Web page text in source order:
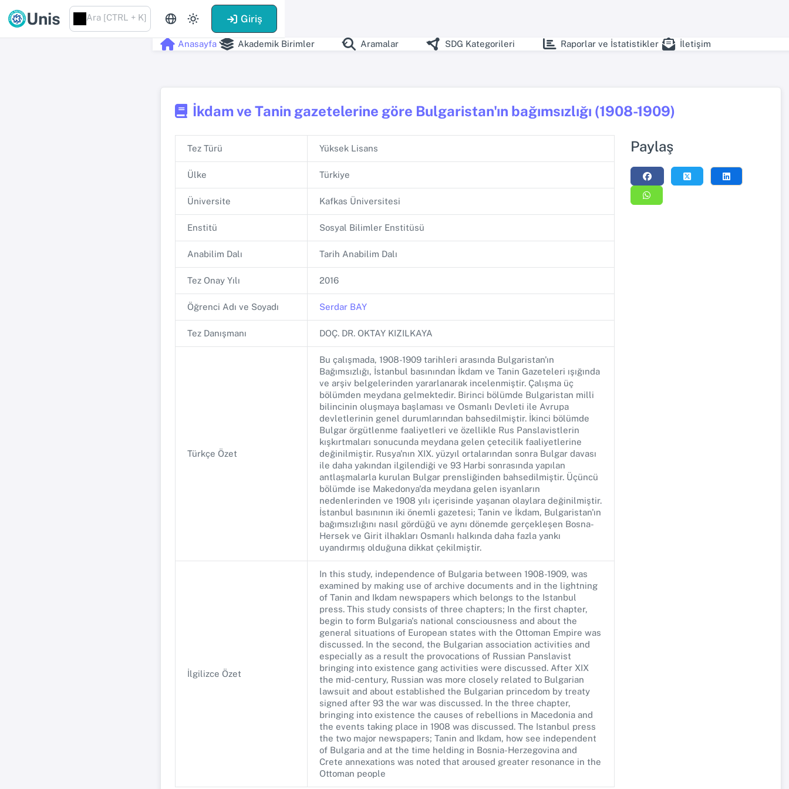
Unis Ara [CTRL + K] Giriş
Anasayfa Akademik Birimler Aramalar SDG Kategorileri Raporlar ve İstatistikler İletişim
İkdam ve Tanin gazetelerine göre Bulgaristan'ın bağımsızlığı (1908-1909)
Tez Türü Yüksek Lisans
Ülke Türkiye
Üniversite Kafkas Üniversitesi
Enstitü Sosyal Bilimler Enstitüsü
Anabilim Dalı Tarih Anabilim Dalı
Tez Onay Yılı 2016
Öğrenci Adı ve Soyadı Serdar BAY
Tez Danışmanı DOÇ. DR. OKTAY KIZILKAYA
Türkçe Özet
Bu çalışmada, 1908-1909 tarihleri arasında Bulgaristan'ın
Bağımsızlığı, İstanbul basınından İkdam ve Tanin Gazeteleri ışığında
ve arşiv belgelerinden yararlanarak incelenmiştir. Çalışma üç
bölümden meydana gelmektedir. Birinci bölümde Bulgaristan milli
bilincinin oluşmaya başlaması ve Osmanlı Devleti ile Avrupa
devletlerinin genel durumlarından bahsedilmiştir. İkinci bölümde
Bulgar örgütlenme faaliyetleri ve özellikle Rus Panslavistlerin
kışkırtmaları sonucunda meydana gelen çetecilik faaliyetlerine
değinilmiştir. Rusya'nın XIX. yüzyıl ortalarından sonra Bulgar davası
ile daha yakından ilgilendiği ve 93 Harbi sonrasında yapılan
antlaşmalarla kurulan Bulgar prensliğinden bahsedilmiştir. Üçüncü
bölümde ise Makedonya'da meydana gelen isyanların
nedenlerinden ve 1908 yılı içerisinde yaşanan olaylara değinilmiştir.
İstanbul basınının iki önemli gazetesi; Tanin ve İkdam, Bulgaristan'ın
bağımsızlığını nasıl gördüğü ve aynı dönemde gerçekleşen Bosna-
Hersek ve Girit ilhakları Osmanlı halkında daha fazla yankı
uyandırmış olduğuna dikkat çekilmiştir.
İlgilizce Özet
In this study, independence of Bulgaria between 1908-1909, was
examined by making use of archive documents and in the lightning
of Tanin and Ikdam newspapers which belongs to the Istanbul
press. This study consists of three chapters; In the first chapter,
begin to form Bulgaria's national consciousness and about the
general situations of European states with the Ottoman Empire was
discussed. In the second, the Bulgarian association activities and
especially as a result the provocations of Russian Panslavist
bringing into existence gang activities were discussed. After XIX
the mid-century, Russian was more closely related to Bulgarian
lawsuit and about established the Bulgarian princedom by treaty
signed after 93 the war was discussed. In the three chapter,
bringing into existence the causes of rebellions in Macedonia and
the events taking place in 1908 was discussed. The Istanbul press
the two major newspapers; Tanin and Ikdam, how see independent
of Bulgaria and at the time helding in Bosnia-Herzegovina and
Crete annexations was noted that aroused greater resonance in the
Ottoman people
Paylaş